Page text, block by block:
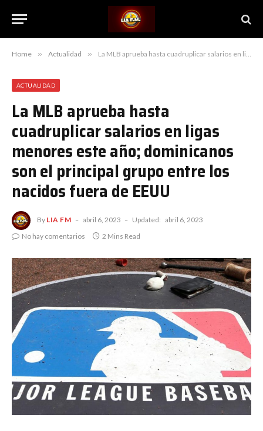
Home » Actualidad » La MLB aprueba hasta cuadruplicar salarios en ligas menores este año; dominicanos son el principal grupo entre los nacidos fuera de EEUU
ACTUALIDAD
La MLB aprueba hasta
cuadruplicar salarios en ligas
menores este año; dominicanos
son el principal grupo entre los
nacidos fuera de EEUU
By LIA FM abril 6, 2023 Updated: abril 6, 2023
No hay comentarios
2 Mins Read